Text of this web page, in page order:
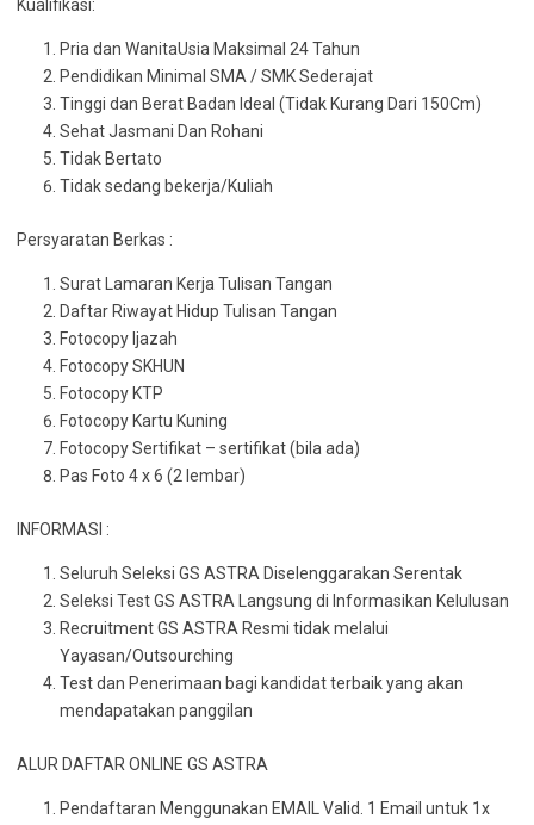
Kualifikasi:
Pria dan WanitaUsia Maksimal 24 Tahun
Pendidikan Minimal SMA / SMK Sederajat
Tinggi dan Berat Badan Ideal (Tidak Kurang Dari 150Cm)
Sehat Jasmani Dan Rohani
Tidak Bertato
Tidak sedang bekerja/Kuliah
Persyaratan Berkas :
Surat Lamaran Kerja Tulisan Tangan
Daftar Riwayat Hidup Tulisan Tangan
Fotocopy Ijazah
Fotocopy SKHUN
Fotocopy KTP
Fotocopy Kartu Kuning
Fotocopy Sertifikat – sertifikat (bila ada)
Pas Foto 4 x 6 (2 lembar)
INFORMASI :
Seluruh Seleksi GS ASTRA Diselenggarakan Serentak
Seleksi Test GS ASTRA Langsung di Informasikan Kelulusan
Recruitment GS ASTRA Resmi tidak melalui
Yayasan/Outsourching
Test dan Penerimaan bagi kandidat terbaik yang akan
mendapatakan panggilan
ALUR DAFTAR ONLINE GS ASTRA
Pendaftaran Menggunakan EMAIL Valid. 1 Email untuk 1x